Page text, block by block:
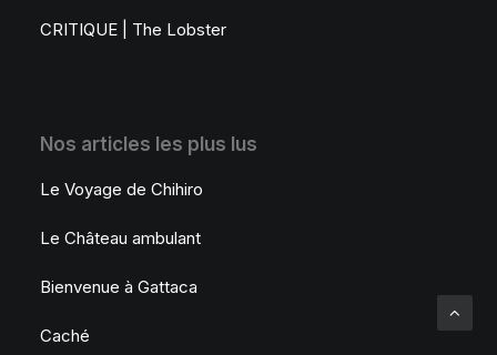
CRITIQUE | The Lobster
Nos articles les plus lus
Le Voyage de Chihiro
Le Château ambulant
Bienvenue à Gattaca
Caché